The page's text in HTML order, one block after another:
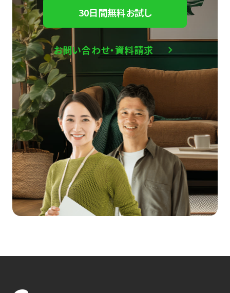
30日間無料お試し
お問い合わせ・資料請求